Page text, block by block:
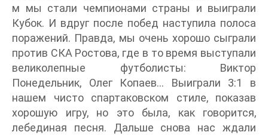
м мы стали чемпионами страны и выиграли
Кубок. И вдруг после побед наступила полоса
поражений. Правда, мы очень хорошо сыграли
против СКА Ростова, где в то время выступали
великолепные футболисты: Виктор
Понедельник, Олег Копаев… Выиграли 3:1 в
нашем чисто спартаковском стиле, показав
хорошую игру, но это была, как говорится,
лебединая песня. Дальше снова нас ждали